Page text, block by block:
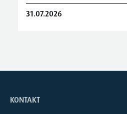
31.07.2026
KONTAKT